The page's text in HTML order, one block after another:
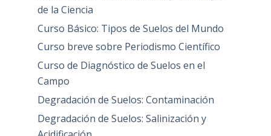
de la Ciencia
Curso Básico: Tipos de Suelos del Mundo
Curso breve sobre Periodismo Científico
Curso de Diagnóstico de Suelos en el
Campo
Degradación de Suelos: Contaminación
Degradación de Suelos: Salinización y